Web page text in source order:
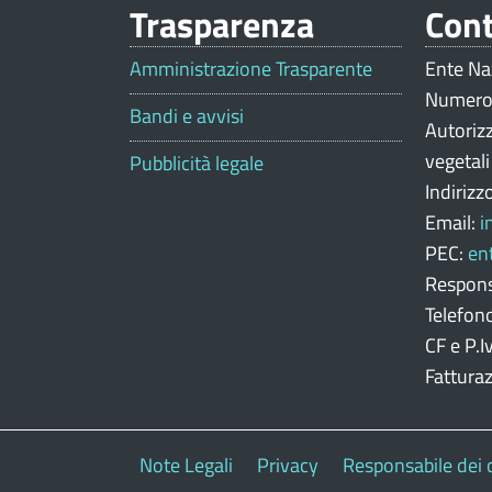
Trasparenza
Amministrazione Trasparente
Bandi e avvisi
Pubblicità legale
Ente
Email:
PEC:
CF e
Note Legali Privacy Responsabile